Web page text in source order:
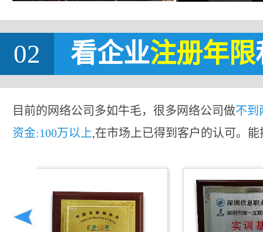
02 看企业注册年限
目前的网络公司多如牛毛，很多网络公司做不到
资金:100万以上,在市场上已得到客户的认可。